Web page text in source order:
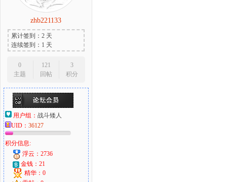
zhb221133
累计签到：2 天
连续签到：1 天
0
主题
121
回帖
3
积分
用户组： 战斗矮人
UID： 36127
积分信息:
浮云：2736
金钱：21
精华：0